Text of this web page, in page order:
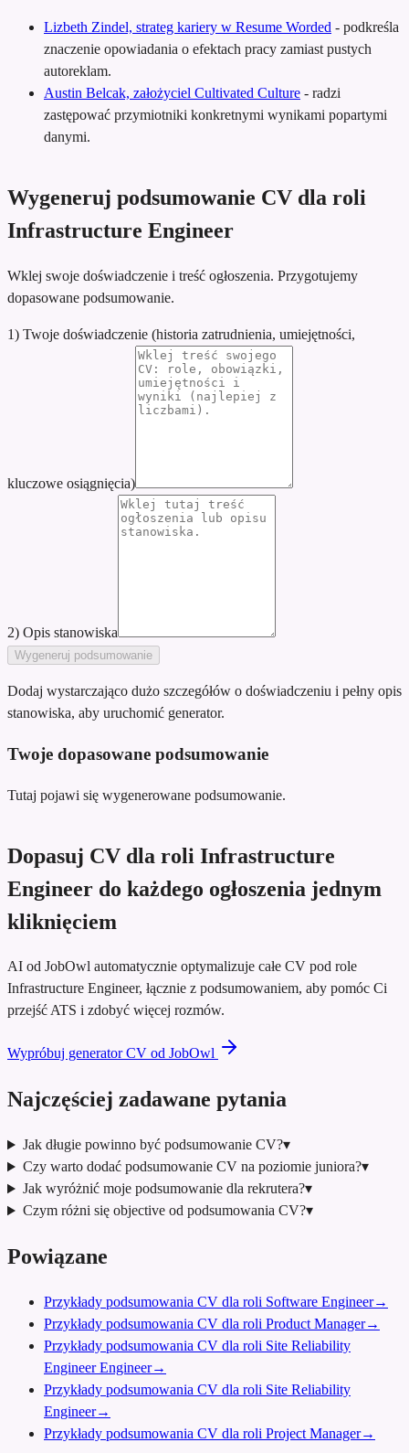
Lizbeth Zindel, strateg kariery w Resume Worded - podkreśla
znaczenie opowiadania o efektach pracy zamiast pustych
autoreklam.
Austin Belcak, założyciel Cultivated Culture - radzi
zastępować przymiotniki konkretnymi wynikami popartymi
danymi.
Wygeneruj podsumowanie CV dla roli
Infrastructure Engineer
Wklej swoje doświadczenie i treść ogłoszenia. Przygotujemy
dopasowane podsumowanie.
1) Twoje doświadczenie (historia zatrudnienia, umiejętności,
kluczowe osiągnięcia)
2) Opis stanowiska
Wygeneruj podsumowanie
Dodaj wystarczająco dużo szczegółów o doświadczeniu i pełny opis
stanowiska, aby uruchomić generator.
Twoje dopasowane podsumowanie
Tutaj pojawi się wygenerowane podsumowanie.
Dopasuj CV dla roli Infrastructure
Engineer do każdego ogłoszenia jednym
kliknięciem
AI od JobOwl automatycznie optymalizuje całe CV pod role
Infrastructure Engineer, łącznie z podsumowaniem, aby pomóc Ci
przejść ATS i zdobyć więcej rozmów.
Wypróbuj generator CV od JobOwl
Najczęściej zadawane pytania
Jak długie powinno być podsumowanie CV?▾
Czy warto dodać podsumowanie CV na poziomie juniora?▾
Jak wyróżnić moje podsumowanie dla rekrutera?▾
Czym różni się objective od podsumowania CV?▾
Powiązane
Przykłady podsumowania CV dla roli Software Engineer→
Przykłady podsumowania CV dla roli Product Manager→
Przykłady podsumowania CV dla roli Site Reliability
Engineer Engineer→
Przykłady podsumowania CV dla roli Site Reliability
Engineer→
Przykłady podsumowania CV dla roli Project Manager→